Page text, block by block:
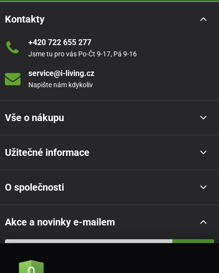
Kontakty
+420 722 655 277
Jsme tu pro vás Po-Čt 9-17, Pá 9-16
service@i-living.cz
Napište nám kdykoliv
Vše o nákupu
Užitečné informace
O společnosti
Akce a novinky e-mailem
Souhlasím se